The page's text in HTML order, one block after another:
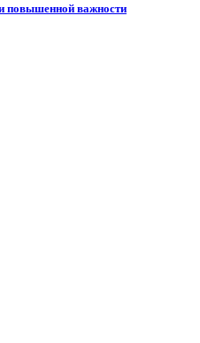
повышенной важности